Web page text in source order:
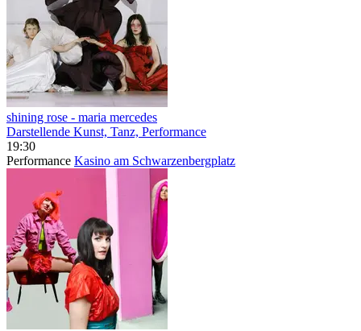
shining rose - maria mercedes
Darstellende Kunst, Tanz, Performance
19:30
Performance Kasino am Schwarzenbergplatz